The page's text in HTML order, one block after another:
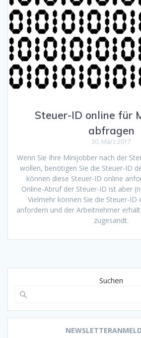
Steuer-ID online für
abfragen
30. März 2017
Wenn Sie Ihre Minijobber nach der
wollen, benötigen Sie die Steuer-ID
können diese Steuer-ID online
Online-Abruf der Steuer-ID ist aber
Vielmehr können Sie die Steuer-ID
anfordern und der Arbeitnehmer
zugesandt.
Suchen